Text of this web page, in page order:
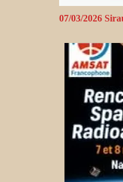
07/03/2026